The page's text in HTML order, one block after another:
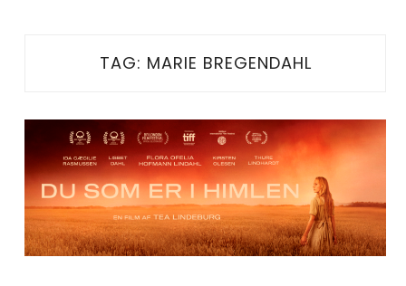
TAG: MARIE BREGENDAHL